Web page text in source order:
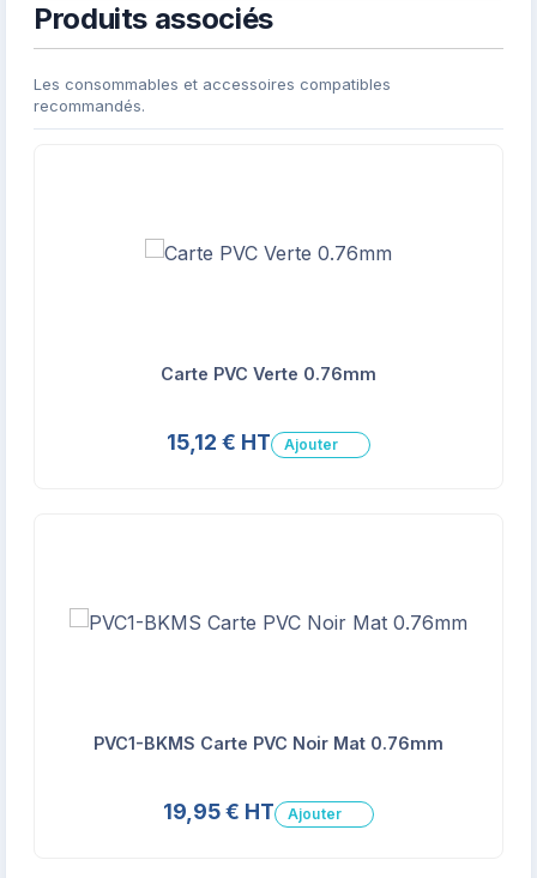
Produits associés
Les consommables et accessoires compatibles
recommandés.
Carte PVC Verte 0.76mm
15,12 € HT Ajouter
PVC1-BKMS Carte PVC Noir Mat 0.76mm
19,95 € HT Ajouter